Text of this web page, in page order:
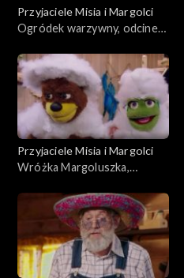
Przyjaciele Misia i Margolci
Ogródek warzywny, odcinek
Przyjaciele Misia i Margolci
Wróżka Margoluszka,